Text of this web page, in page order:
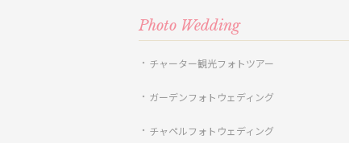
Photo Wedding
チャーター観光フォトツアー
ガーデンフォトウェディング
チャペルフォトウェディング